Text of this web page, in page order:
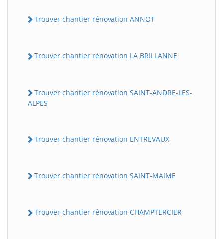
Trouver chantier rénovation ANNOT
Trouver chantier rénovation LA BRILLANNE
Trouver chantier rénovation SAINT-ANDRE-LES-
ALPES
Trouver chantier rénovation ENTREVAUX
Trouver chantier rénovation SAINT-MAIME
Trouver chantier rénovation CHAMPTERCIER